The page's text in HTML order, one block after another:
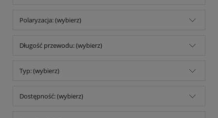
Polaryzacja: (wybierz)
Długość przewodu: (wybierz)
Typ: (wybierz)
Dostępność: (wybierz)